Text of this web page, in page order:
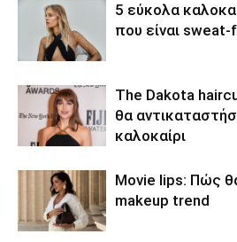
5 εύκολα
που είναι
The Dakota
θα
καλοκαίρι
Movie lips: Πώς
makeup trend